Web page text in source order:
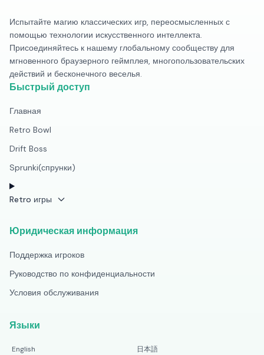
Испытайте магию классических игр, переосмысленных с
помощью технологии искусственного интеллекта.
Присоединяйтесь к нашему глобальному сообществу для
мгновенного браузерного геймплея, многопользовательских
действий и бесконечного веселья.
Быстрый доступ
Главная
Retro Bowl
Drift Boss
Sprunki(спрунки)
Retro игры
Юридическая информация
Поддержка игроков
Руководство по конфиденциальности
Условия обслуживания
Языки
English 日本語